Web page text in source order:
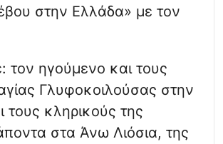
στην Ελλάδα» με τον
τον ηγούμενο και τους
Γλυφοκοιλούσας στην
τους κληρικούς της
στα Άνω Λιόσια, της